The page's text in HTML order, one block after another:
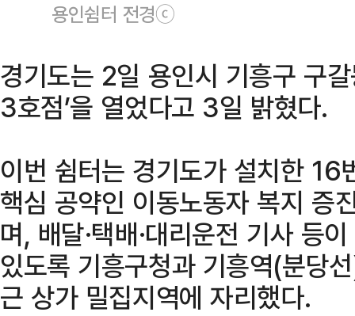
용인쉼터 전경ⓒ
경기도는 2일 용인시 기흥구 구
3호점’을 열었다고 3일 밝혔다.
이번 쉼터는 경기도가 설치한
핵심 공약인 이동노동자 복지 증
며, 배달·택배·대리운전 기사 등
있도록 기흥구청과 기흥역(분당
근 상가 밀집지역에 자리했다.